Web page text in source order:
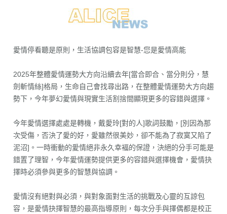
愛情停看聽是原則，生活協調包容是智慧-您是愛情高能
2025年整體愛情運勢大方向沿續去年[當合即合、當分則分，慧
劍斬情絲]格局，生命自己會找尋出路，在整體愛情運勢大方向趨
勢下，今年夢幻愛情與現實生活割捨間顯現更多的容錯與選擇。
今年愛情選擇處處是轉機，戴愛玲[對的人]歌詞鼓勵，[別因為那
次受傷，否決了愛的好，愛雖然很美妙，卻不能為了寂寞又陷了
泥沼]。一時衝動的愛情絕非永久幸褔的保證，決絕的分手可能是
錯置了理智，今年愛情運勢提供更多的容錯與選擇機會，愛情抉
擇時必須參與更多的智慧與協調。
愛情沒有絕對與必須，與對象面對生活的挑戰及心靈的互諒包
容，是愛情抉擇智慧的最高指導原則，每次分手與擇偶都是校正